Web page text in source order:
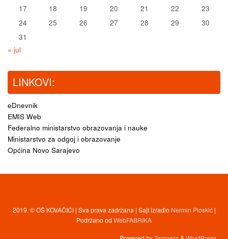
17
18 19 20 21 22
23
24
25 26 27 28 29
30
31
« jul
LINKOVI:
eDnevnik
EMIS Web
Federalno ministarstvo obrazovanja i nauke
Ministarstvo za odgoj i obrazovanje
Općina Novo Sarajevo
2019. © OŠ KOVAČIĆI | Sva prava zadržana | Sajt izradio Nermin Ploskić|
Podržano od WebFABRIKA